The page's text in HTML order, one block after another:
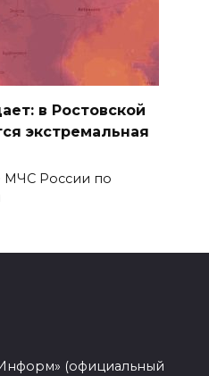
в Ростовской
экстремальная
МЧС России по
(официальный